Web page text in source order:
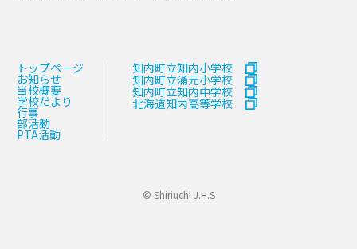
© Shiriuchi J.H.S
トップページ
お知らせ
当校概要
学校だより
行事
部活動
PTA活動
知内町立知内小学校
知内町立涌元小学校
知内町立知内中学校
北海道知内高等学校